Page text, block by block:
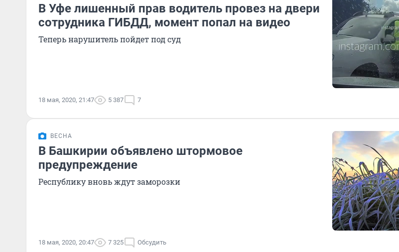
В Уфе лишенный прав водитель провез на двери
сотрудника ГИБДД, момент попал на видео
Теперь нарушитель пойдет под суд
18 мая, 2020, 21:47 5 387 7
ВЕСНА
В Башкирии объявлено штормовое
предупреждение
Республику вновь ждут заморозки
18 мая, 2020, 20:47 7 325 Обсудить